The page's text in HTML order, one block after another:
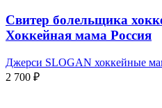
Свитер болельщика
Хоккейная мама Россия
Джерси SLOGAN хоккейные
2 700 ₽